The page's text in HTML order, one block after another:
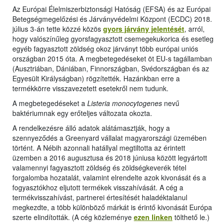
Az Európai Élelmiszerbiztonsági Hatóság (EFSA) és az Európai
Betegségmegelőzési és Járványvédelmi Központ (ECDC) 2018.
július 3-án tette közzé közös gyors járvány jelentését, arról,
hogy valószínűleg gyorsfagyasztott csemegekukorica és esetleg
egyéb fagyasztott zöldség okoz járványt több európai uniós
országban 2015 óta. A megbetegedéseket öt EU-s tagállamban
(Ausztriában, Dániában, Finnországban, Svédországban és az
Egyesült Királyságban) rögzítették. Hazánkban erre a
termékkörre visszavezetett esetekről nem tudunk.
A megbetegedéseket a Listeria monocytogenes nevű
baktériumnak egy erőteljes változata okozta.
A rendelkezésre álló adatok alátámasztják, hogy a
szennyeződés a Greenyard vállalat magyarországi üzemében
történt. A Nébih azonnali hatállyal megtiltotta az érintett
üzemben a 2016 augusztusa és 2018 júniusa között legyártott
valamennyi fagyasztott zöldség és zöldségkeverék tétel
forgalomba hozatalát, valamint elrendelte azok kivonását és a
fogyasztókhoz eljutott termékek visszahívását. A cég a
termékvisszahívást, partnerei értesítését haladéktalanul
megkezdte, a több különböző márkát is érintő kivonását Európa
szerte elindították. (A cég közleménye ezen linken tölthető le.)